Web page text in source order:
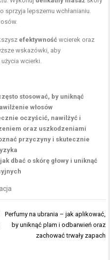
sprzyja lepszemu wchłanianiu.
efektywność wcierek oraz
wskazówki, aby
wcierki.
stosować, by uniknąć
włosów
oczyścić, nawilżyć i
oraz uszkodzeniami
przyczyny i skutecznie
dbać o skórę głowy i uniknąć
Perfumy na ubrania – jak aplikować,
by uniknąć plam i odbarwień oraz
zachować trwały zapach